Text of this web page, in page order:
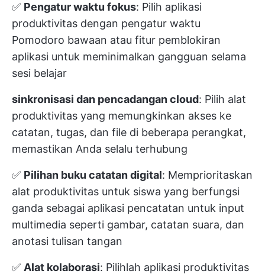
✅ Pengatur waktu fokus: Pilih aplikasi
produktivitas dengan pengatur waktu
Pomodoro bawaan atau fitur pemblokiran
aplikasi untuk meminimalkan gangguan selama
sesi belajar
sinkronisasi dan pencadangan cloud: Pilih alat
produktivitas yang memungkinkan akses ke
catatan, tugas, dan file di beberapa perangkat,
memastikan Anda selalu terhubung
✅ Pilihan buku catatan digital: Memprioritaskan
alat produktivitas untuk siswa yang berfungsi
ganda sebagai aplikasi pencatatan untuk input
multimedia seperti gambar, catatan suara, dan
anotasi tulisan tangan
✅ Alat kolaborasi: Pilihlah aplikasi produktivitas